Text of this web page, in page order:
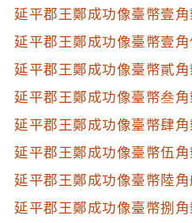
延平郡王鄭成功像臺幣壹
延平郡王鄭成功像臺幣壹
延平郡王鄭成功像臺幣貳
延平郡王鄭成功像臺幣叁
延平郡王鄭成功像臺幣肆
延平郡王鄭成功像臺幣伍
延平郡王鄭成功像臺幣陸
延平郡王鄭成功像臺幣捌